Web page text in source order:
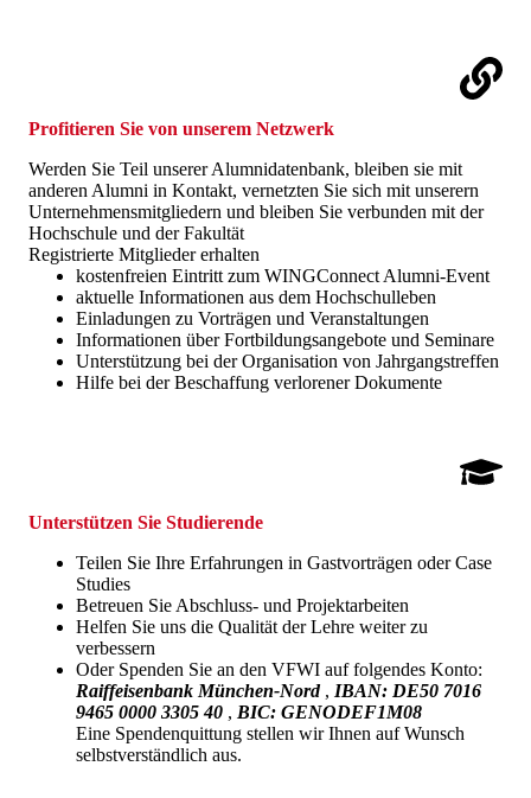
Profitieren Sie von unserem Netzwerk
Werden Sie Teil unserer Alumnidatenbank, bleiben sie mit
anderen Alumni in Kontakt, vernetzten Sie sich mit unserern
Unternehmensmitgliedern und bleiben Sie verbunden mit der
Hochschule und der Fakultät
Registrierte Mitglieder erhalten
kostenfreien Eintritt zum WINGConnect Alumni-Event
aktuelle Informationen aus dem Hochschulleben
Einladungen zu Vorträgen und Veranstaltungen
Informationen über Fortbildungsangebote und Seminare
Unterstützung bei der Organisation von Jahrgangstreffen
Hilfe bei der Beschaffung verlorener Dokumente
Unterstützen Sie Studierende
Teilen Sie Ihre Erfahrungen in Gastvorträgen oder Case
Studies
Betreuen Sie Abschluss- und Projektarbeiten
Helfen Sie uns die Qualität der Lehre weiter zu
verbessern
Oder Spenden Sie an den VFWI auf folgendes Konto:
Raiffeisenbank München-Nord, IBAN: DE50 7016
9465 0000 3305 40 , BIC: GENODEF1M08
Eine Spendenquittung stellen wir Ihnen auf Wunsch
selbstverständlich aus.